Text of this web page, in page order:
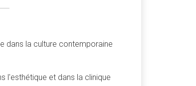
dans la culture contemporaine
l'esthétique et dans la clinique